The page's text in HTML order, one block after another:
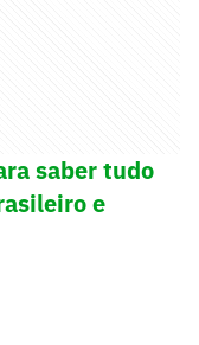
saber tudo
e